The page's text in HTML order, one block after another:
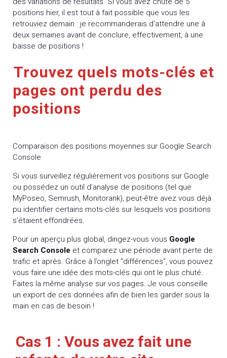
positions hier, il est tout à fait possible que vous les
retrouviez demain : je recommanderais d’attendre une à
deux semaines avant de conclure, effectivement, à une
baisse de positions !
Trouvez quels mots-clés et
pages ont perdu des
positions
Comparaison des positions moyennes sur Google Search
Console
Si vous surveillez régulièrement vos positions sur Google
ou possédez un outil d’analyse de positions (tel que
MyPoseo, Semrush, Monitorank), peut-être avez vous déjà
pu identifier certains mots-clés sur lesquels vos positions
s’étaient effondrées.
Pour un aperçu plus global, dirigez-vous vous Google
Search Console et comparez une période avant perte de
trafic et après. Grâce à l’onglet “différences”, vous pouvez
vous faire une idée des mots-clés qui ont le plus chuté.
Faites la même analyse sur vos pages. Je vous conseille
un export de ces données afin de bien les garder sous la
main en cas de besoin !
Cas 1 : Vous avez fait une